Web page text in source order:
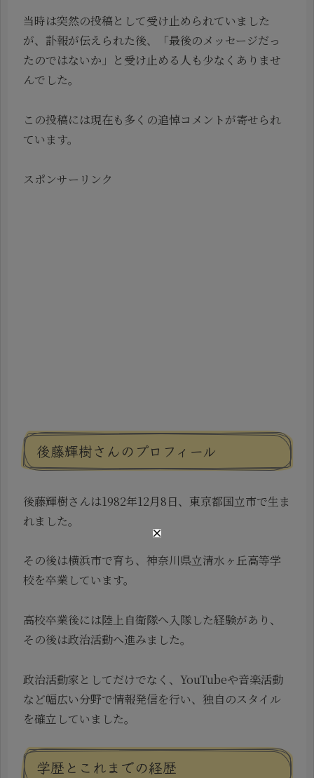
当時は突然の投稿として受け止められていました
が、訃報が伝えられた後、「最後のメッセージだっ
たのではないか」と受け止める人も少なくありませ
んでした。
この投稿には現在も多くの追悼コメントが寄せられ
ています。
スポンサーリンク
後藤輝樹さんのプロフィール
後藤輝樹さんは1982年12月8日、東京都国立市で生ま
れました。
その後は横浜市で育ち、神奈川県立清水ヶ丘高等学
校を卒業しています。
高校卒業後には陸上自衛隊へ入隊した経験があり、
その後は政治活動へ進みました。
政治活動家としてだけでなく、YouTubeや音楽活動
など幅広い分野で情報発信を行い、独自のスタイル
を確立していました。
学歴とこれまでの経歴